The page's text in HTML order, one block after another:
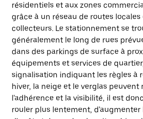
résidentiels et aux zones
grâce à un réseau de routes locales
collecteurs. Le stationnement se
généralement le long de rues
dans des parkings de surface à
équipements et services de
signalisation indiquant les règles à
hiver, la neige et le verglas peuvent
l'adhérence et la visibilité, il est
rouler plus lentement, d'augmenter